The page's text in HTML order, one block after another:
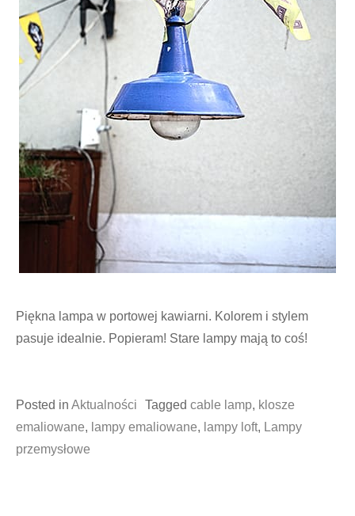
Piękna lampa w portowej kawiarni. Kolorem i stylem
pasuje idealnie. Popieram! Stare lampy mają to coś!
Posted in Aktualności Tagged cable lamp, klosze
emaliowane, lampy emaliowane, lampy loft, Lampy
przemysłowe